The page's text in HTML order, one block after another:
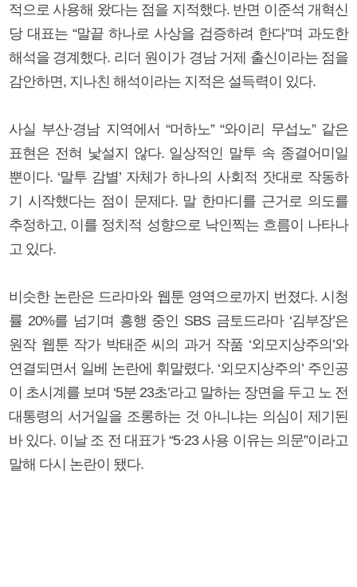
적으로 사용해 왔다는 점을 지적했다. 반면 이준석 개혁신
당 대표는 “말끝 하나로 사상을 검증하려 한다”며 과도한
해석을 경계했다. 리더 원이가 경남 거제 출신이라는 점을
감안하면, 지나친 해석이라는 지적은 설득력이 있다.
사실 부산·경남 지역에서 “머하노” “와이리 무섭노” 같은
표현은 전혀 낯설지 않다. 일상적인 말투 속 종결어미일
뿐이다. ‘말투 감별’ 자체가 하나의 사회적 잣대로 작동하
기 시작했다는 점이 문제다. 말 한마디를 근거로 의도를
추정하고, 이를 정치적 성향으로 낙인찍는 흐름이 나타나
고 있다.
비슷한 논란은 드라마와 웹툰 영역으로까지 번졌다. 시청
률 20%를 넘기며 흥행 중인 SBS 금토드라마 ‘김부장’은
원작 웹툰 작가 박태준 씨의 과거 작품 ‘외모지상주의’와
연결되면서 일베 논란에 휘말렸다. ‘외모지상주의’ 주인공
이 초시계를 보며 ‘5분 23초’라고 말하는 장면을 두고 노 전
대통령의 서거일을 조롱하는 것 아니냐는 의심이 제기된
바 있다. 이날 조 전 대표가 “5·23 사용 이유는 의문”이라고
말해 다시 논란이 됐다.